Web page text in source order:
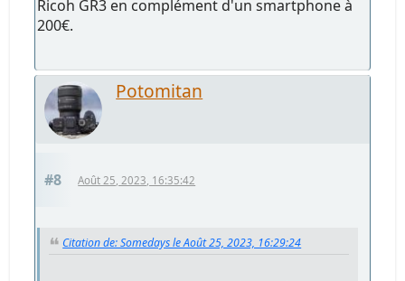
Ricoh GR3 en complément d'un smartphone à
200€.
Potomitan
#8 Août 25, 2023, 16:35:42
Citation de: Somedays le Août 25, 2023, 16:29:24